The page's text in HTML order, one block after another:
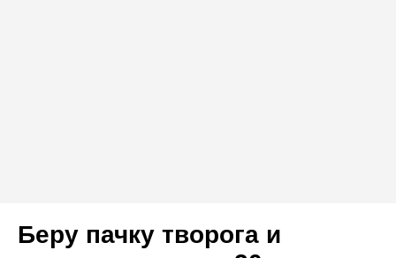
Беру пачку творога и